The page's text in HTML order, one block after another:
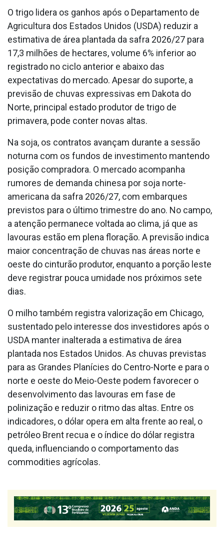
O trigo lidera os ganhos após o Departamento de
Agricultura dos Estados Unidos (USDA) reduzir a
estimativa de área plantada da safra 2026/27 para
17,3 milhões de hectares, volume 6% inferior ao
registrado no ciclo anterior e abaixo das
expectativas do mercado. Apesar do suporte, a
previsão de chuvas expressivas em Dakota do
Norte, principal estado produtor de trigo de
primavera, pode conter novas altas.
Na soja, os contratos avançam durante a sessão
noturna com os fundos de investimento mantendo
posição compradora. O mercado acompanha
rumores de demanda chinesa por soja norte-
americana da safra 2026/27, com embarques
previstos para o último trimestre do ano. No campo,
a atenção permanece voltada ao clima, já que as
lavouras estão em plena floração. A previsão indica
maior concentração de chuvas nas áreas norte e
oeste do cinturão produtor, enquanto a porção leste
deve registrar pouca umidade nos próximos sete
dias.
O milho também registra valorização em Chicago,
sustentado pelo interesse dos investidores após o
USDA manter inalterada a estimativa de área
plantada nos Estados Unidos. As chuvas previstas
para as Grandes Planícies do Centro-Norte e para o
norte e oeste do Meio-Oeste podem favorecer o
desenvolvimento das lavouras em fase de
polinização e reduzir o ritmo das altas. Entre os
indicadores, o dólar opera em alta frente ao real, o
petróleo Brent recua e o índice do dólar registra
queda, influenciando o comportamento das
commodities agrícolas.